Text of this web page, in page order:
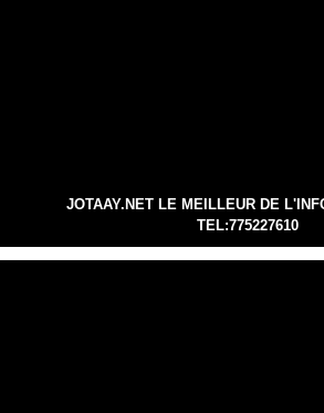
JOTAAY.NET LE MEILLEUR DE
TEL:775227610